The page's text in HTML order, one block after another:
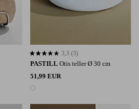
PASTILL Otis teller Ø 30 cm
51,99 EUR
1 Farbe
3,3 basierend auf 3 Bewertungen
3,3 (3)